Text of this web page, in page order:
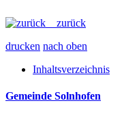
zurück
drucken nach oben
Inhaltsverzeichnis
Gemeinde Solnhofen